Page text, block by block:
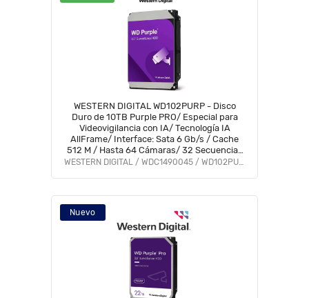
WESTERN DIGITAL WD102PURP - Disco
Duro de 10TB Purple PRO/ Especial para
Videovigilancia con IA/ Tecnología IA
AllFrame/ Interface: Sata 6 Gb/s / Cache
512 M / Hasta 64 Cámaras/ 32 Secuencias
de IA para Análisis de Aprendizaje
WESTERN DIGITAL / WDC1490045 / WD102PURP
Nuevo